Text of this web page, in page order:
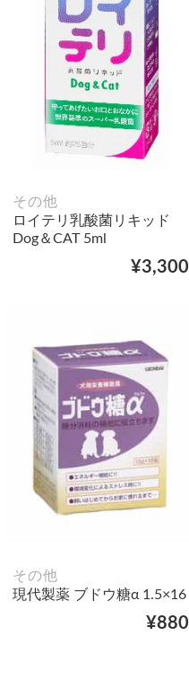
その他
ロイテリ乳酸菌リキッド
Dog＆CAT 5ml
¥3,300
その他
現代製薬 ブドウ糖α 1.5×16
¥880